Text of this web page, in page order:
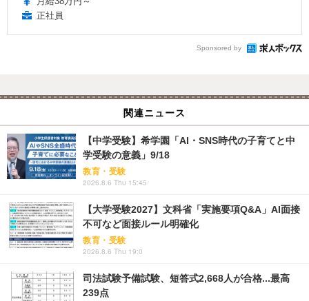
正社員
Sponsored by
関連ニュース
【中学受験】希学園「AI・SNS時代の子育てと中
学受験の意義」9/18
教育・受験
2026.8.6 Thu 15:45
【大学受験2027】文科省「実施要項Q&A」AI面接
不可など面接ルール明確化
教育・受験
2026.8.6 Thu 19:0
司法試験予備試験、短答式2,668人が合格...最高
239点